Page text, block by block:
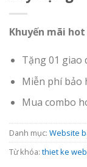
Khuyến mãi
Tặng 01 giao
Miễn phí bảo
Mua combo
Danh mục: Website
Từ khóa: thiet ke